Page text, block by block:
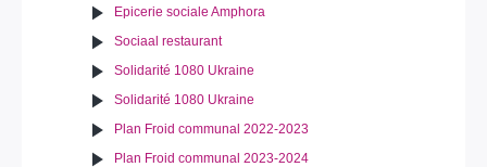
Epicerie sociale Amphora
Sociaal restaurant
Solidarité 1080 Ukraine
Solidarité 1080 Ukraine
Plan Froid communal 2022-2023
Plan Froid communal 2023-2024